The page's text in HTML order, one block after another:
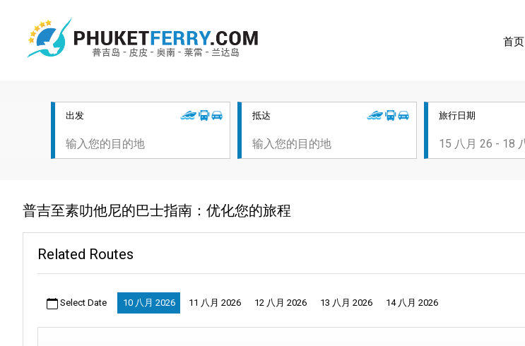
首页
出发 抵达 旅行日期
普吉至素叻他尼的巴士指南：优化您的旅程
Related Routes
Select Date 10 八月 2026 11 八月 2026 12 八月 2026 13 八月 2026 14 八月 2026